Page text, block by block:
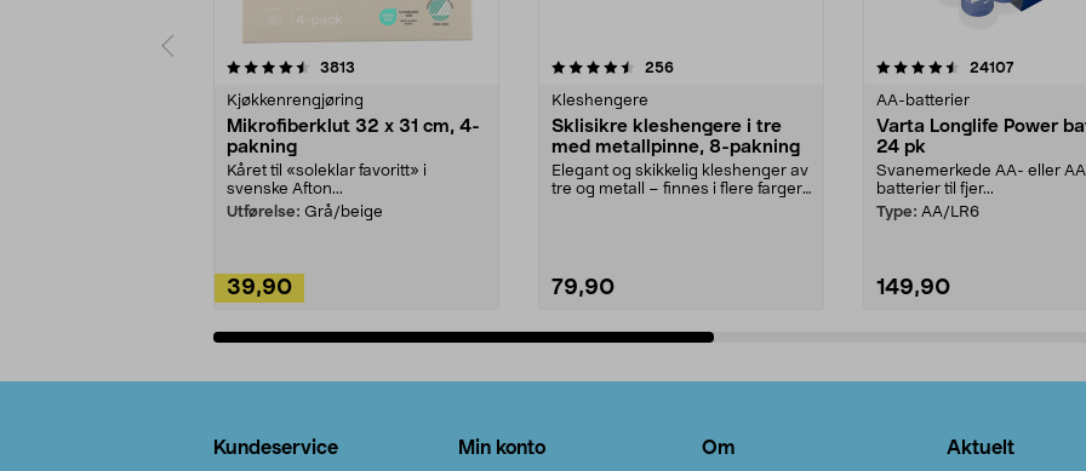
3813
Kjøkkenrengjøring
Mikrofiberklut 32 x 31 cm, 4-
pakning
Kåret til «soleklar favoritt» i
svenske Afton...
Utførelse: Grå/beige
39,90
4.5av 5 stjerner 256anmeldelser
Kleshengere
Sklisikre kleshengere i tre
med metallpinne, 8-pakning
Elegant og skikkelig kleshenger av
tre og metall – finnes i flere farger.
79,90
4.5av 5 stjerner 24107
AA-batterier
Varta Longlife Power
24 pk
Svanemerkede AA- eller
batterier til fjer...
Type: AA/LR6
149,90
4.5av 5 stjerner
Kundeservice Min konto Om Aktuelt